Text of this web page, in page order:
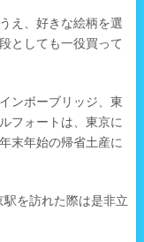
え、好きな絵柄を選
としても一役買って
ンボーブリッジ、東
フォートは、東京に
末年始の帰省土産に
を訪れた際は是非立